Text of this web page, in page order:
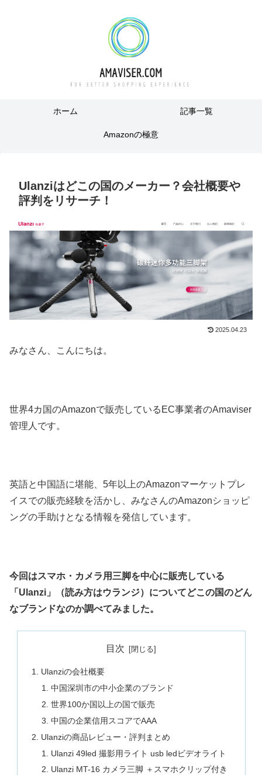
ホーム 記事一覧
Amazonの極意
Ulanziはどこの国のメーカー？会社概要や
評判をリサーチ！
2025.04.23
みなさん、こんにちは。
世界4カ国のAmazonで販売しているEC事業者のAmaviser
管理人です。
英語と中国語に堪能、5年以上のAmazonマーケットプレ
イスでの販売経験を活かし、みなさんのAmazonショッピ
ングの手助けとなる情報を発信しています。
今回はスマホ・カメラ用三脚を中心に販売している
「Ulanzi」（読み方はウランジ）についてどこの国のどん
なブランドなのか調べてみました。
目次
Ulanziの会社概要
中国深圳市の中小企業のブランド
世界100か国以上の国で販売
中国の企業信用スコアでAAA
Ulanziの商品レビュー・評判まとめ
Ulanzi 49led 撮影用ライト usb ledビデオライト
Ulanzi MT-16 カメラ三脚 ＋スマホクリップ付き